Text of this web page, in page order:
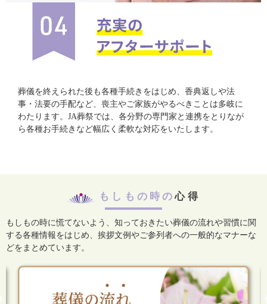
葬儀を終えられた後も各種手続きをはじめ、香典返しや法
事・法要の手配など、喪主やご家族がやるべきことは多岐に
わたります。JA葬祭では、各分野の専門家と連携をとりなが
ら各種お手続きなど幅広く柔軟な対応をいたします。
もしもの時の心得
もしもの時に慌てないよう、知っておきたい葬儀の流れや習慣に関
する各種情報をはじめ、 挨拶文例やご参列者への一般的なマナーな
どをまとめています。